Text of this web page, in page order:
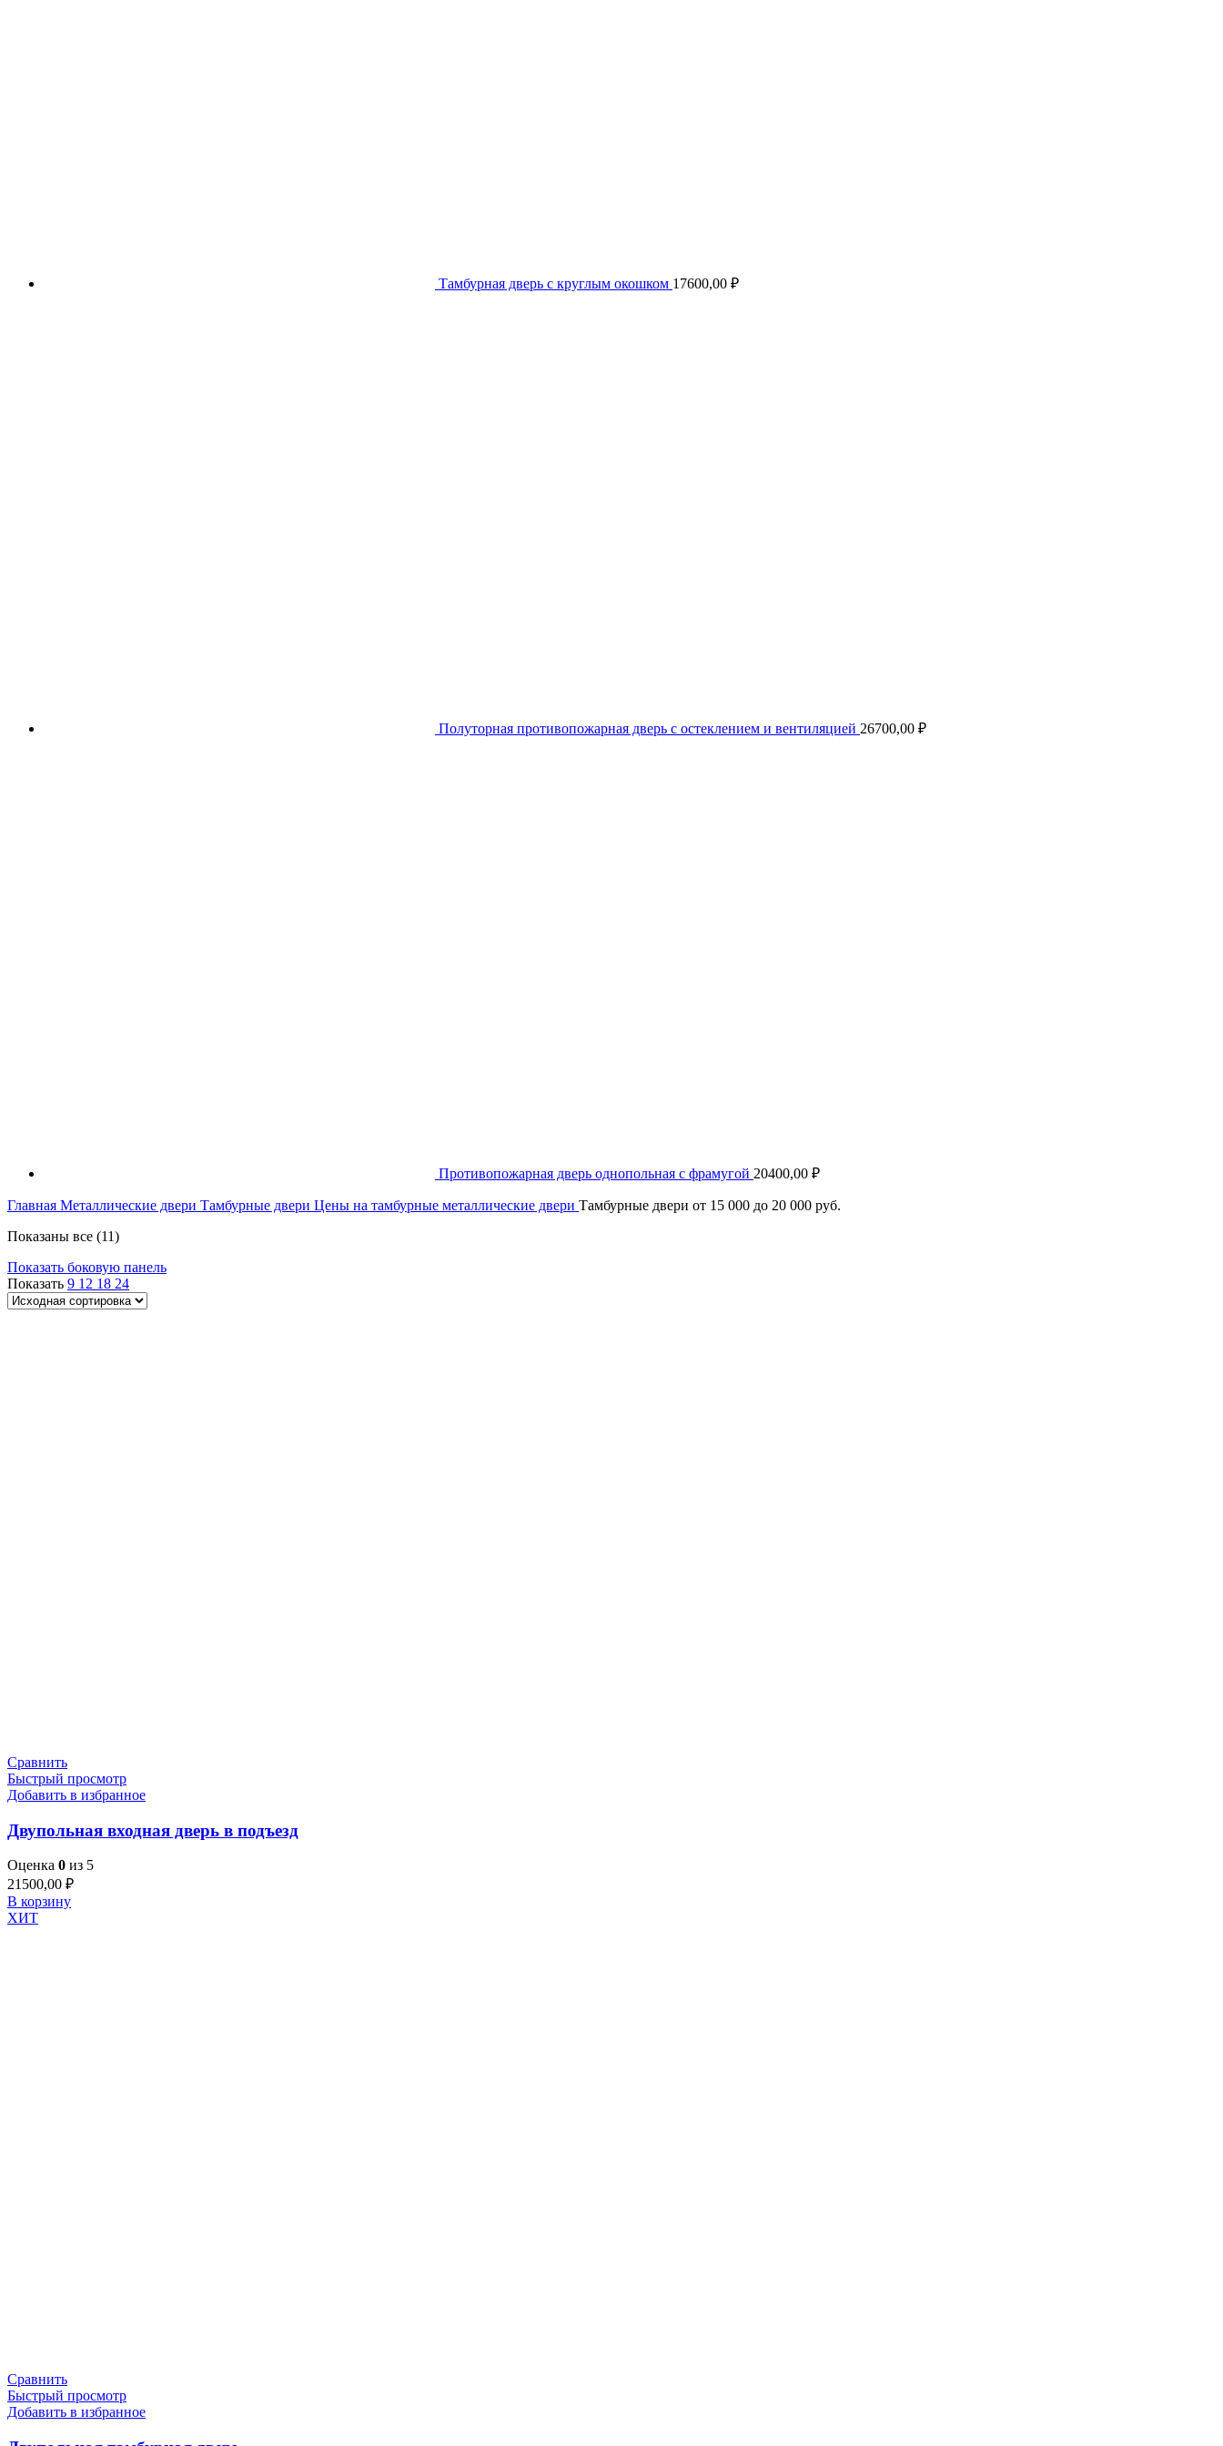
Тамбурная дверь с круглым окошком 17600,00 ₽
Полуторная противопожарная дверь с остеклением и вентиляцией 26700,00 ₽
Противопожарная дверь однопольная с фрамугой 20400,00 ₽
Главная Металлические двери Тамбурные двери Цены на тамбурные металлические двери Тамбурные двери от 15 000 до 20 000 руб.
Показаны все (11)
Показать боковую панель
Показать 9 12 18 24
Сравнить
Быстрый просмотр
Добавить в избранное
Двупольная входная дверь в подъезд
Оценка 0 из 5
21500,00 ₽
В корзину
ХИТ
Сравнить
Быстрый просмотр
Добавить в избранное